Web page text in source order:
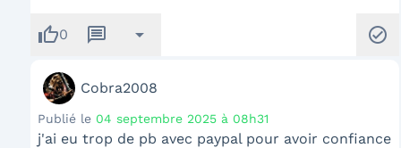
thumb_up0 message arrow_drop_down check_circle
Cobra2008
Publié le 04 septembre 2025 à 08h31
j'ai eu trop de pb avec paypal pour avoir confiance